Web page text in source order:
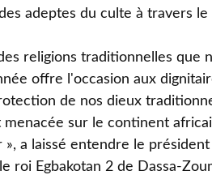
adeptes du culte à travers le
religions traditionnelles que
offre l'occasion aux
de nos dieux
menacée sur le continent
a laissé entendre le
roi Egbakotan 2 de Dassa-